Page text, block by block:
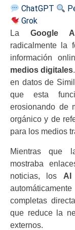
ChatGPT
Grok
La Google
radicalmente la
información
medios digitales
en datos de
que esta
erosionando de
orgánico y de
para los medios
Mientras que
mostraba
noticias, los AI
completas
que reduce la
externos.